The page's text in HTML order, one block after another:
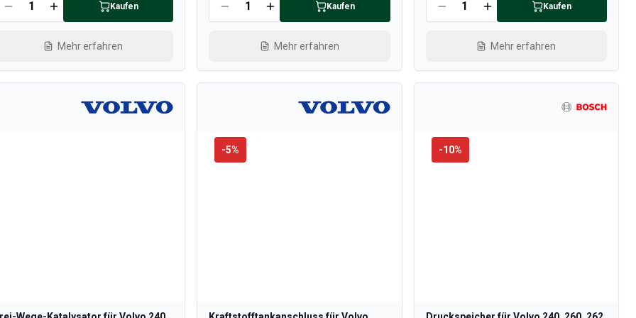
Kaufen
Mehr erfahren
Kaufen
Mehr erfahren
Kaufen
Mehr erfahren
-5% -10%